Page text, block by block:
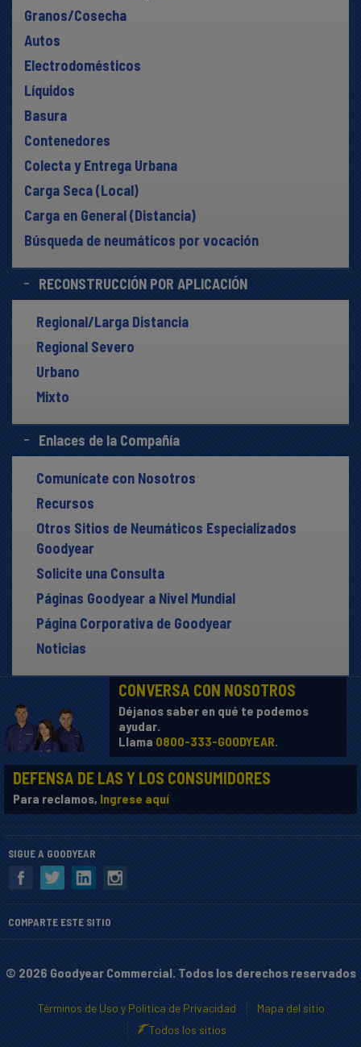
Granos/Cosecha
Autos
Electrodomésticos
Líquidos
Basura
Contenedores
Colecta y Entrega Urbana
Carga Seca (Local)
Carga en General (Distancia)
Búsqueda de neumáticos por vocación
RECONSTRUCCIÓN POR APLICACIÓN
Regional/Larga Distancia
Regional Severo
Urbano
Mixto
Enlaces de la Compañía
Comunícate con Nosotros
Recursos
Otros Sitios de Neumáticos Especializados
Goodyear
Solicite una Consulta
Páginas Goodyear a Nivel Mundial
Página Corporativa de Goodyear
Noticias
CONVERSA CON NOSOTROS
Déjanos saber en qué te podemos
ayudar.
Llama 0800-333-GOODYEAR.
DEFENSA DE LAS Y LOS CONSUMIDORES
Para reclamos, Ingrese aquí
SIGUE A GOODYEAR
COMPARTE ESTE SITIO
© 2026 Goodyear Commercial. Todos los derechos reservados
Términos de Uso y Política de Privacidad
Mapa del sitio
Todos los sitios